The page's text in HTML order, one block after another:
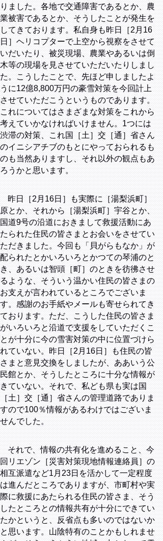
りました。各地で交通障害であるとか、農
業被害であるとか、そうしたことが発生を
してきております。私自身も昨日［2月16
日］ヘリコプターで上空から視察をさせて
いだいたり、被災現場、農業やあるいは倒
木等の現場を見させていただいたりしまし
た。こうしたことで、先ほど申しましたよ
うに12億8,800万円の豪雪対策を今回計上
させていただこうというものであります。
これについてはさまざまな対策をこれから
考えていかなければいけません。1つには
渋滞の対策、これ国［土］交［通］省さん
のイニシアチブのもとにやっておられるも
のも当然ありますし、それ以外の観点もあ
ろうかと思います。
昨日［2月16日］も実際に［湯梨浜町］
原とか、それから［湯梨浜町］宇谷とか、
国道9号の沿道におきまして救援活動にあ
たられた住民の皆さまとお会いをさせてい
ただきました。今回も「貝がらもなか」が
配られたとかいろいろとかつての琴浦のと
き、あるいは智頭［町］のときを彷彿させ
るような、そういう温かい住民の皆さまの
お支えが言われているところでございま
す。感謝のお手紙やメールも寄せられてき
ております。ただ、こうした住民の皆さま
がいろいろと沿道で支援をしていただくこ
とが十分に今の雪害対策の中に位置づけら
れていない。昨日［2月16日］も住民の皆
さまと意見交換をしましたが、ああいう公
民館とか、そうしたところに十分な情報が
きていない。それで、私ども県も実は国
［土］交［通］省さんの管理道路でありま
すので100％情報があるわけではございま
せんでした。
それで、情報の共有化を進めること、今
回リエゾン［災害対策現地情報連絡員］の
相互派遣など1月23日を活かして一定程度
は進んだところでありますが、市町村や実
際に救援にあたられる住民の皆さま、そう
したところとの情報共有が十分にできてい
たかというと、反省点も多いのではないか
と思います。山陰特有のことかもしれませ